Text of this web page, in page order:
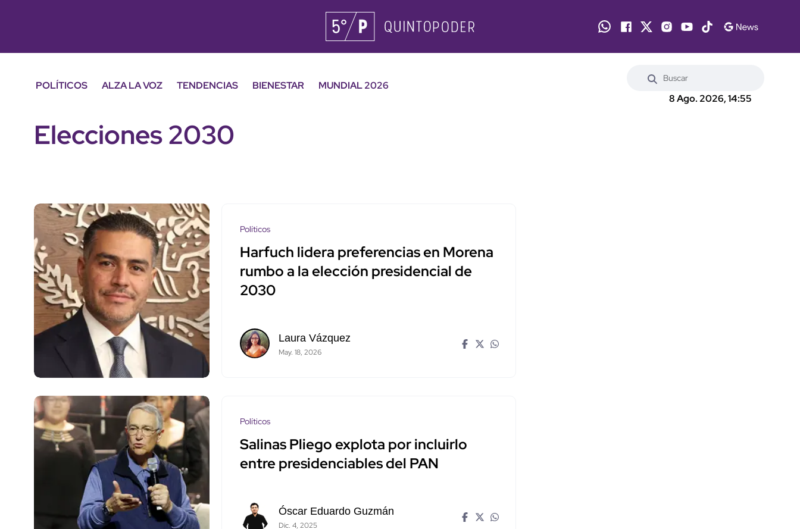
POLÍTICOS ALZA LA VOZ TENDENCIAS BIENESTAR
MUNDIAL 2026
8 Ago. 2026, 14:55
Elecciones 2030
Políticos
Harfuch lidera preferencias en Morena
rumbo a la elección presidencial de
2030
Laura Vázquez
May. 18, 2026
Políticos
Salinas Pliego explota por incluirlo
entre presidenciables del PAN
Óscar Eduardo Guzmán
Dic. 4, 2025